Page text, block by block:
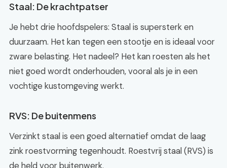
Staal: De krachtpatser
Je hebt drie hoofdspelers: Staal is supersterk en
duurzaam. Het kan tegen een stootje en is ideaal voor
zware belasting. Het nadeel? Het kan roesten als het
niet goed wordt onderhouden, vooral als je in een
vochtige kustomgeving werkt.
RVS: De buitenmens
Verzinkt staal is een goed alternatief omdat de laag
zink roestvorming tegenhoudt. Roestvrij staal (RVS) is
de held voor buitenwerk.